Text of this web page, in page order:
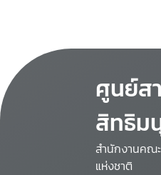
ศูนย์ส
สิทธิม
สำนักงานคณ
แห่งชาติ